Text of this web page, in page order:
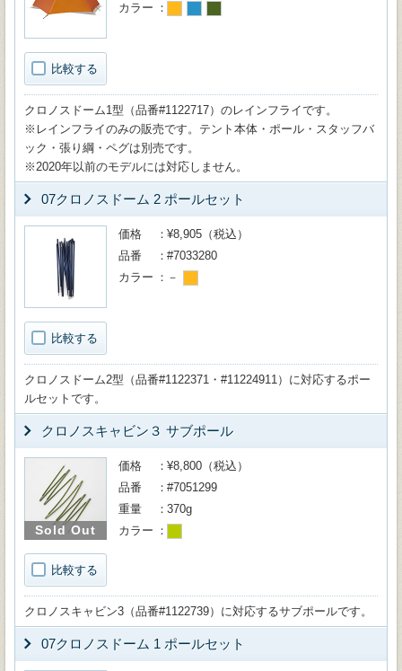
比較する
カラー
クロノスドーム1型（品番#1122717）のレインフライです。
※レインフライのみの販売です。テント本体・ポール・スタッフバ
ック・張り綱・ペグは別売です。
※2020年以前のモデルには対応しません。
07クロノスドーム 2 ポールセット
比較する
価格
¥8,905（税込）
品番
#7033280
カラー
－
クロノスドーム2型（品番#1122371・#11224911）に対応するポー
ルセットです。
クロノスキャビン３ サブポール
Sold Out
比較する
価格
¥8,800（税込）
品番
#7051299
重量
370g
カラー
クロノスキャビン3（品番#1122739）に対応するサブポールです。
07クロノスドーム 1 ポールセット